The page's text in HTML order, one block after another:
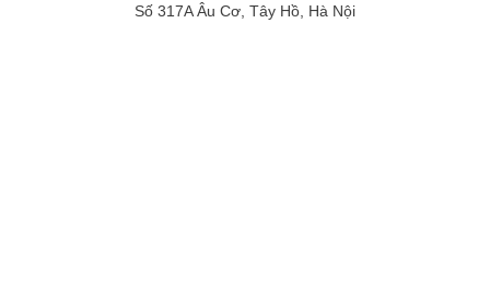
Số 317A Âu Cơ, Tây Hồ, Hà Nội